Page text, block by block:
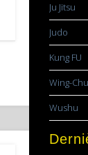
Ju Jitsu
Judo
Kung FU
Wing-
Wushu